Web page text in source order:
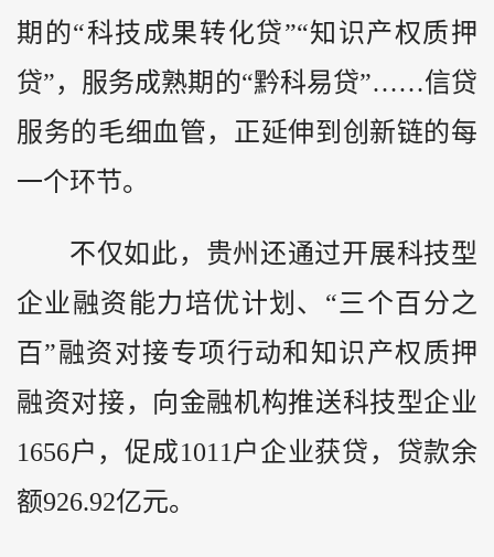
期的“科技成果转化贷”“知识产权质押
贷”，服务成熟期的“黔科易贷”……信贷
服务的毛细血管，正延伸到创新链的每
一个环节。
不仅如此，贵州还通过开展科技型
企业融资能力培优计划、“三个百分之
百”融资对接专项行动和知识产权质押
融资对接，向金融机构推送科技型企业
1656户，促成1011户企业获贷，贷款余
额926.92亿元。